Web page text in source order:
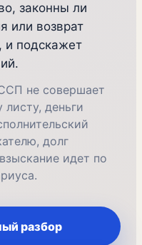
законны ли
или возврат
и подскажет
не совершает
деньги
долг
идет по
разбор